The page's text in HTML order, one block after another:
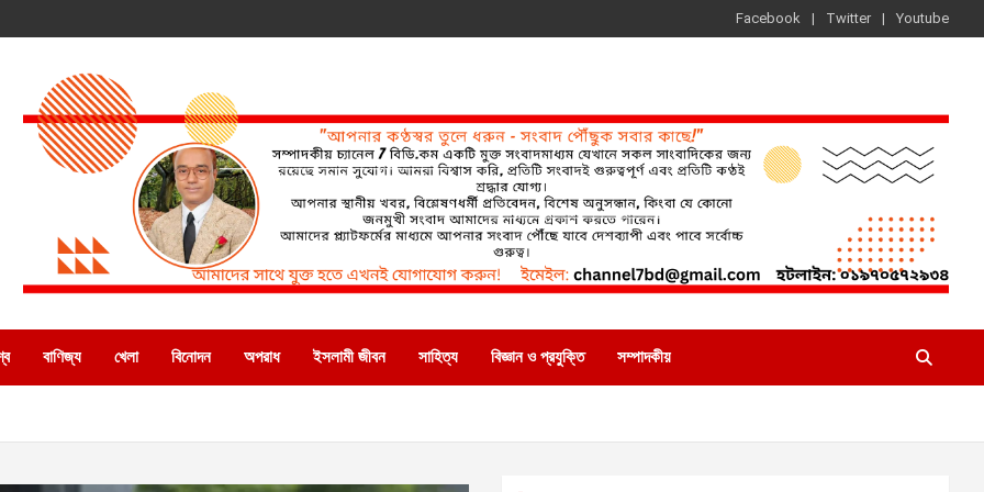
Facebook Twitter Youtube
বাণিজ্য খেলা বিনোদন অপরাধ ইসলামী জীবন সাহিত্য বিজ্ঞান ও প্রযুক্তি সম্পাদকীয়